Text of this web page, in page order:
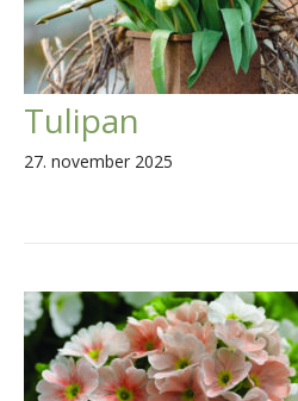
Tulipan
27. november 2025